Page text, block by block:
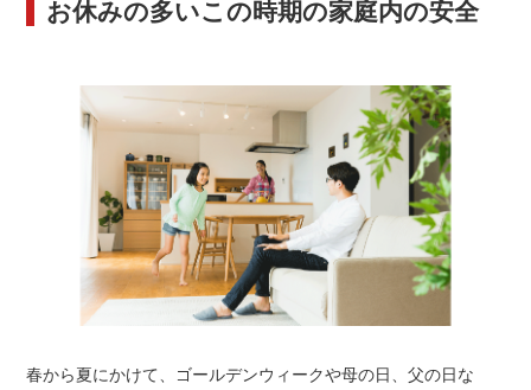
お休みの多いこの時期の家庭内の安全
春から夏にかけて、ゴールデンウィークや母の日、父の日な